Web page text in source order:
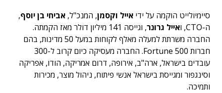
סיימיולייט הוקמה על ידי אייל וקסמן, המנכ"ל, אביחי בן יוסף,
ה-CTO, ו
אייל גרונר
, וגייסה 141 מיליון דולר מאז הקמתה.
החברה משרתת למעלה מאלף לקוחות במעל 50 מדינות, בהם
חברות Fortune 500. החברה מעסיקה כיום קרוב ל-300
עובדים בישראל, ארה"ב, אירופה, דרום אמריקה, הודו, אפריקה
וסינגפור ומגייסת בישראל אנשי פיתוח, ניהול מוצר, מכירות
ותמיכה.